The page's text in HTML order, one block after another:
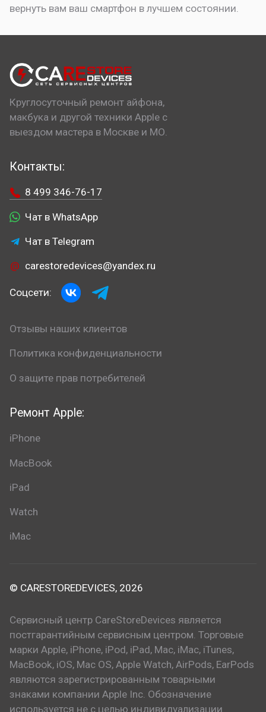
вернуть вам ваш смартфон в лучшем состоянии.
Круглосуточный ремонт айфона,
макбука и другой техники Apple с
выездом мастера в Москве и МО.
Ремонт Apple:
iPhone
MacBook
iPad
Watch
iMac
Контакты:
8 499 346-76-17
Чат в WhatsApp
Чат в Telegram
carestoredevices@yandex.ru
Соцсети:
Отзывы наших клиентов
Политика конфиденциальности
О защите прав потребителей
© CARESTOREDEVICES, 2026
Сервисный центр CareStoreDevices является
постгарантийным сервисным центром. Торговые
марки Apple, iPhone, iPod, iPad, Mac, iMac, iTunes,
MacBook, iOS, Mac OS, Apple Watch, AirPods, EarPods
являются зарегистрированным товарными
знаками компании Apple Inc. Обозначение
используется не с целью индивидуализации